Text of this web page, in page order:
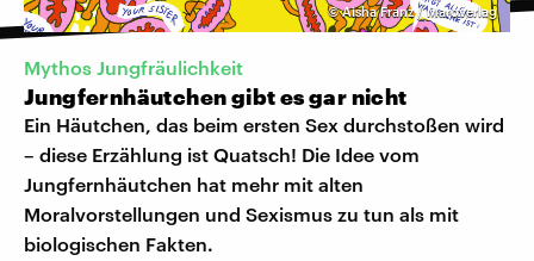
©Aisha Franz / Maroverlag
Mythos Jungfräulichkeit
Jungfernhäutchen gibt es gar nicht
Ein Häutchen, das beim ersten Sex durchstoßen wird
– diese Erzählung ist Quatsch! Die Idee vom
Jungfernhäutchen hat mehr mit alten
Moralvorstellungen und Sexismus zu tun als mit
biologischen Fakten.